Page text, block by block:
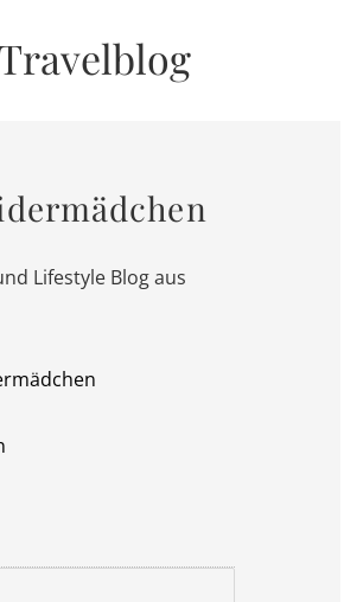
Travelblog
Lifestyle Blog aus